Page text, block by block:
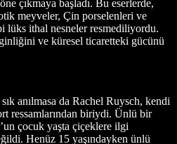
çıkmaya başladı. Bu eserlerde,
meyveler, Çin porselenleri ve
lüks ithal nesneler resmediliyordu.
ve küresel ticaretteki gücünü
anılmasa da Rachel Ruysch, kendi
ressamlarından biriydi. Ünlü bir
çocuk yaşta çiçeklere ilgi
Henüz 15 yaşındayken ünlü